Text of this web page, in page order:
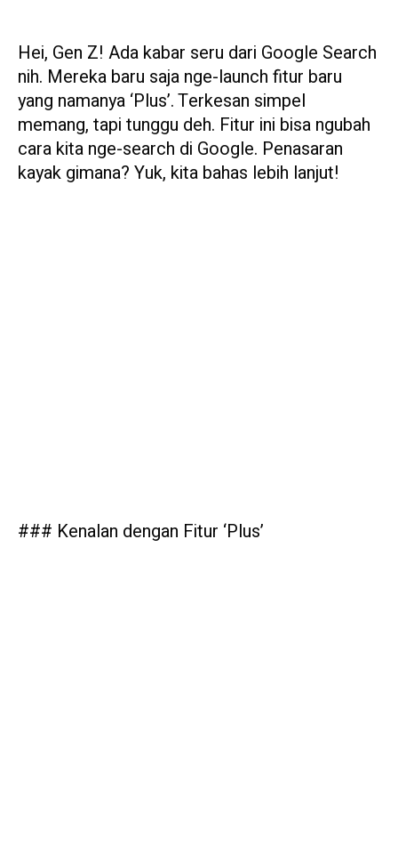
Hei, Gen Z! Ada kabar seru dari Google Search
nih. Mereka baru saja nge-launch fitur baru
yang namanya ‘Plus’. Terkesan simpel
memang, tapi tunggu deh. Fitur ini bisa ngubah
cara kita nge-search di Google. Penasaran
kayak gimana? Yuk, kita bahas lebih lanjut!
### Kenalan dengan Fitur ‘Plus’